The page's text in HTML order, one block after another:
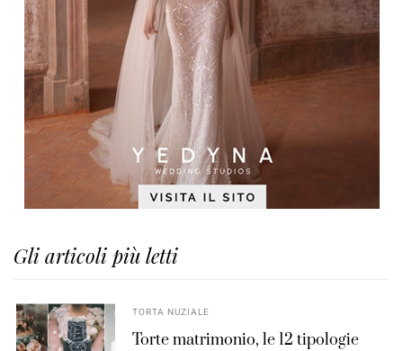
Gli articoli più letti
TORTA NUZIALE
Torte matrimonio, le 12 tipologie